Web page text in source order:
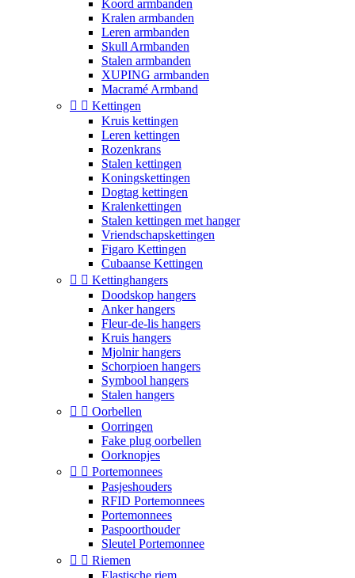
Koord armbanden
Kralen armbanden
Leren armbanden
Skull Armbanden
Stalen armbanden
XUPING armbanden
Macramé Armband
  Kettingen
Kruis kettingen
Leren kettingen
Rozenkrans
Stalen kettingen
Koningskettingen
Dogtag kettingen
Kralenkettingen
Stalen kettingen met hanger
Vriendschapskettingen
Figaro Kettingen
Cubaanse Kettingen
  Kettinghangers
Doodskop hangers
Anker hangers
Fleur-de-lis hangers
Kruis hangers
Mjolnir hangers
Schorpioen hangers
Symbool hangers
Stalen hangers
  Oorbellen
Oorringen
Fake plug oorbellen
Oorknopjes
  Portemonnees
Pasjeshouders
RFID Portemonnees
Portemonnees
Paspoorthouder
Sleutel Portemonnee
  Riemen
Elastische riem